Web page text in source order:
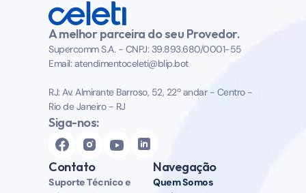
A melhor parceira do seu Provedor.
Supercomm S.A. - CNPJ: 39.893.680/0001-55
Email: atendimentoceleti@blip.bot
RJ: Av. Almirante Barroso, 52, 22º andar - Centro -
Rio de Janeiro - RJ
Siga-nos:
Contato
Suporte Técnico e
Navegação
Quem Somos